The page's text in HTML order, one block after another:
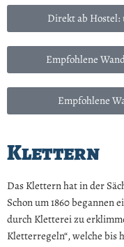
Direkt ab Hostel:
Empfohlene
Empfohlene
Klettern
Das Klettern hat in der
Schon um 1860 begannen
durch Kletterei zu
Kletterregeln“, welche bis